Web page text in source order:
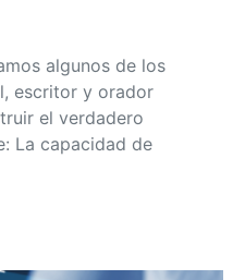
algunos de los
escritor y orador
el verdadero
La capacidad de